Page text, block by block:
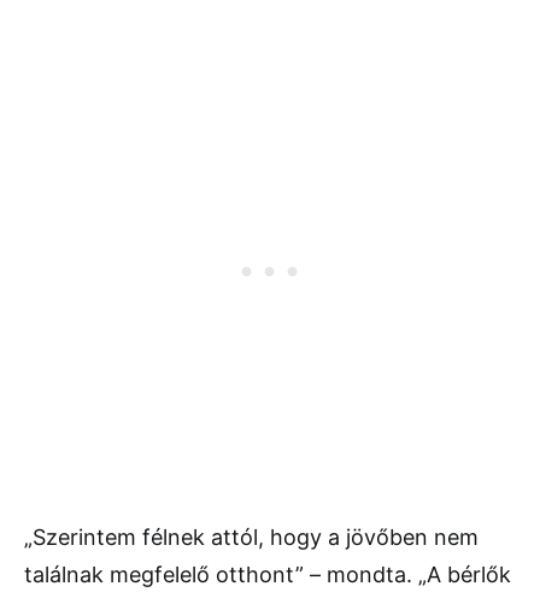
„Szerintem félnek attól, hogy a jövőben nem
találnak megfelelő otthont” – mondta. „A bérlők